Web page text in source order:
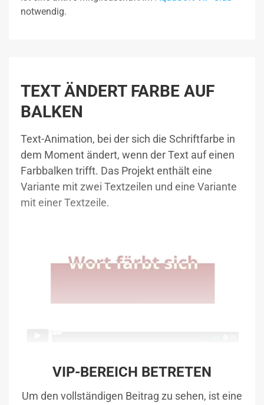
notwendig.
TEXT ÄNDERT FARBE AUF
BALKEN
Text-Animation, bei der sich die Schriftfarbe in
dem Moment ändert, wenn der Text auf einen
Farbbalken trifft. Das Projekt enthält eine
Variante mit zwei Textzeilen und eine Variante
mit einer Textzeile.
VIP-BEREICH BETRETEN
Um den vollständigen Beitrag zu sehen, ist eine